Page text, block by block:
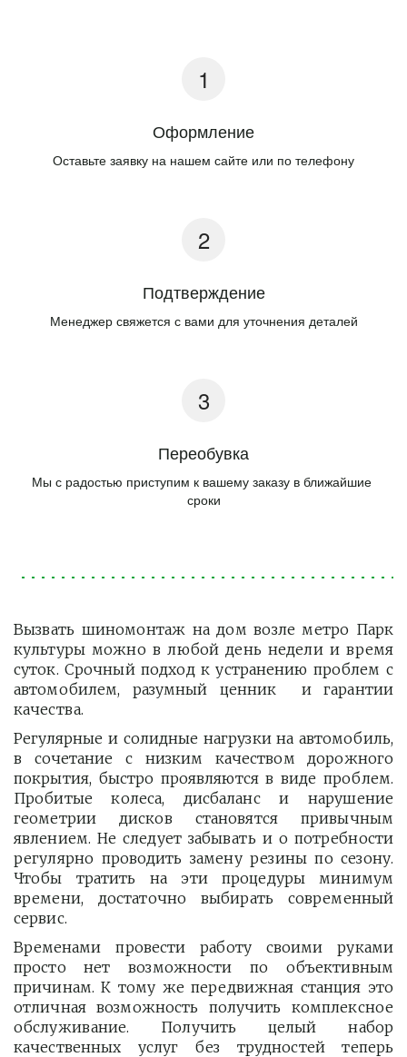
Оформление
Оставьте заявку на нашем сайте или по телефону
Подтверждение
Менеджер свяжется с вами для уточнения деталей
Переобувка
Мы с радостью приступим к вашему заказу в ближайшие
сроки
Вызвать шиномонтаж на дом возле метро Парк
культуры можно в любой день недели и время
суток. Срочный подход к устранению проблем с
автомобилем, разумный ценник и гарантии
качества.
Регулярные и солидные нагрузки на автомобиль,
в сочетание с низким качеством дорожного
покрытия, быстро проявляются в виде проблем.
Пробитые колеса, дисбаланс и нарушение
геометрии дисков становятся привычным
явлением. Не следует забывать и о потребности
регулярно проводить замену резины по сезону.
Чтобы тратить на эти процедуры минимум
времени, достаточно выбирать современный
сервис.
Временами провести работу своими руками
просто нет возможности по объективным
причинам. К тому же передвижная станция это
отличная возможность получить комплексное
обслуживание. Получить целый набор
качественных услуг без трудностей теперь